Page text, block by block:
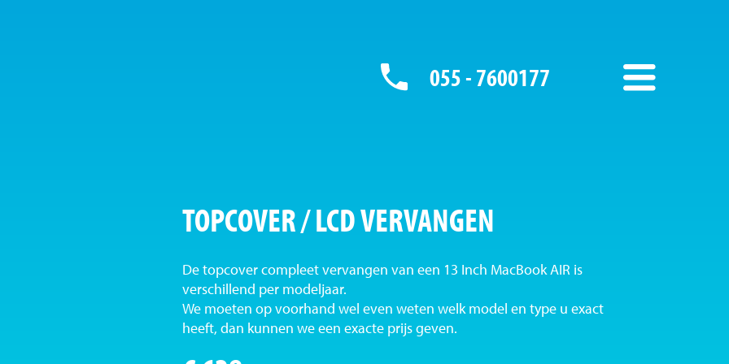
055 - 7600177
TOPCOVER / LCD VERVANGEN
De topcover compleet vervangen van een 13 Inch MacBook AIR is
verschillend per modeljaar.
We moeten op voorhand wel even weten welk model en type u exact
heeft, dan kunnen we een exacte prijs geven.